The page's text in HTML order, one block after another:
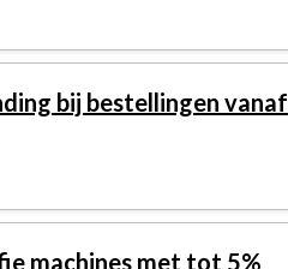
bij bestellingen vanaf
machines met tot 5%